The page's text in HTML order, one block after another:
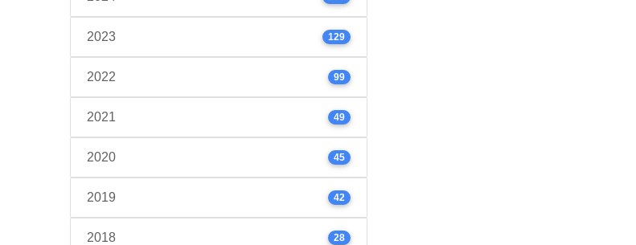
2023 129
2022 99
2021 49
2020 45
2019 42
2018 28